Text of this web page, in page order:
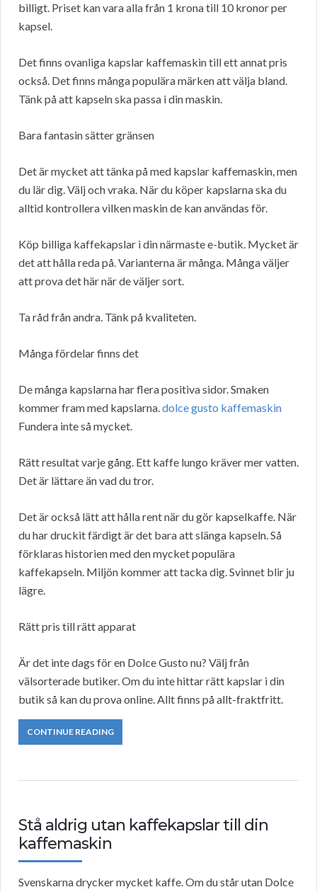
billigt. Priset kan vara alla från 1 krona till 10 kronor per
kapsel.
Det finns ovanliga kapslar kaffemaskin till ett annat pris
också. Det finns många populära märken att välja bland.
Tänk på att kapseln ska passa i din maskin.
Bara fantasin sätter gränsen
Det är mycket att tänka på med kapslar kaffemaskin, men
du lär dig. Välj och vraka. När du köper kapslarna ska du
alltid kontrollera vilken maskin de kan användas för.
Köp billiga kaffekapslar i din närmaste e-butik. Mycket är
det att hålla reda på. Varianterna är många. Många väljer
att prova det här när de väljer sort.
Ta råd från andra. Tänk på kvaliteten.
Många fördelar finns det
De många kapslarna har flera positiva sidor. Smaken
kommer fram med kapslarna. dolce gusto kaffemaskin
Fundera inte så mycket.
Rätt resultat varje gång. Ett kaffe lungo kräver mer vatten.
Det är lättare än vad du tror.
Det är också lätt att hålla rent när du gör kapselkaffe. När
du har druckit färdigt är det bara att slänga kapseln. Så
förklaras historien med den mycket populära
kaffekapseln. Miljön kommer att tacka dig. Svinnet blir ju
lägre.
Rätt pris till rätt apparat
Är det inte dags för en Dolce Gusto nu? Välj från
välsorterade butiker. Om du inte hittar rätt kapslar i din
butik så kan du prova online. Allt finns på allt-fraktfritt.
CONTINUE READING
Stå aldrig utan kaffekapslar till din
kaffemaskin
Svenskarna drycker mycket kaffe. Om du står utan Dolce